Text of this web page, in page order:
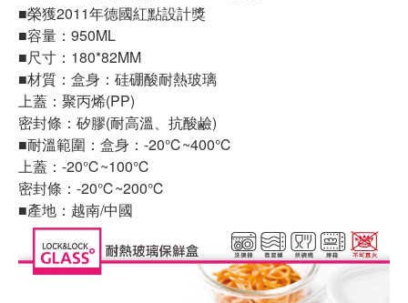
■榮獲2011年德國紅點設計獎
■容量：950ML
■尺寸：180*82MM
■材質：盒身：硅硼酸耐熱玻璃
上蓋：聚丙烯(PP)
密封條：矽膠(耐高溫、抗酸鹼)
■耐溫範圍：盒身：-20℃~400℃
上蓋：-20℃~100℃
密封條：-20℃~200℃
■產地：越南/中國